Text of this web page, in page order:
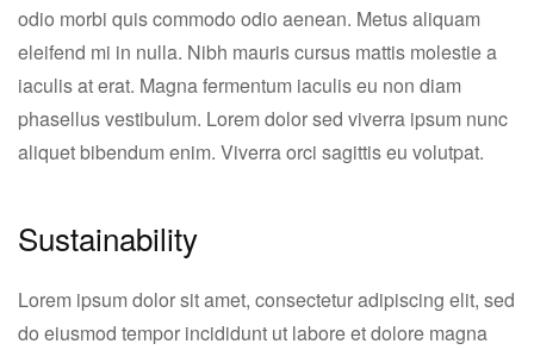
odio morbi quis commodo odio aenean. Metus aliquam
eleifend mi in nulla. Nibh mauris cursus mattis molestie a
iaculis at erat. Magna fermentum iaculis eu non diam
phasellus vestibulum. Lorem dolor sed viverra ipsum nunc
aliquet bibendum enim. Viverra orci sagittis eu volutpat.
Sustainability
Lorem ipsum dolor sit amet, consectetur adipiscing elit, sed
do eiusmod tempor incididunt ut labore et dolore magna